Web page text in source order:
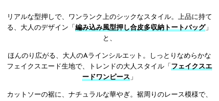
リアルな型押しで、ワンランク上のシックなスタイル。上品に持て
る、大人のデザイン「 編み込み風型押し合皮多収納トートバッグ」
と、
ほんのり広がる、大人のAラインシルエット。しっとりなめらかな
フェイクスエード生地で、トレンドの大人スタイル「 フェイクスエ
ードワンピース 」
カットソーの裾に、ナチュラルな華やぎ。裾周りのレース模様で、